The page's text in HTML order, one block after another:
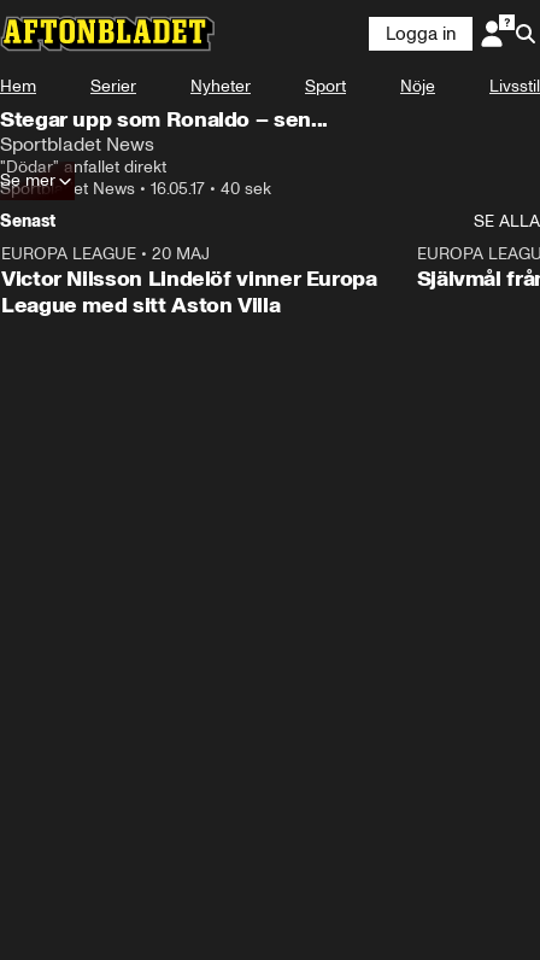
Logga in
Hem Serier Nyheter Sport Nöje Livsstil
Stegar upp som Ronaldo – sen...
Sportbladet News
"Dödar" anfallet direkt
Sportbladet News • 16.05.17 • 40 sek
Se mer
Senast
SE ALLA
EUROPA LEAGUE • 20 MAJ
Victor Nilsson Lindelöf vinner Europa
League med sitt Aston Villa
EUROPA
Självmål